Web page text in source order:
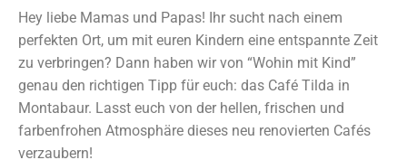
Hey liebe Mamas und Papas! Ihr sucht nach einem
perfekten Ort, um mit euren Kindern eine entspannte Zeit
zu verbringen? Dann haben wir von “Wohin mit Kind”
genau den richtigen Tipp für euch: das Café Tilda in
Montabaur. Lasst euch von der hellen, frischen und
farbenfrohen Atmosphäre dieses neu renovierten Cafés
verzaubern!